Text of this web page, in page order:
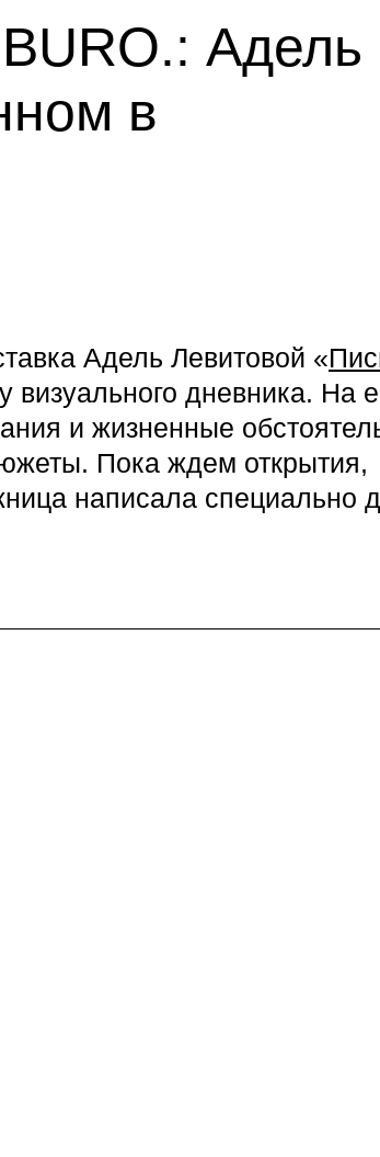
Адель
в
Адель Левитовой «
визуального дневника. На
и жизненные
Пока ждем открытия,
написала специально